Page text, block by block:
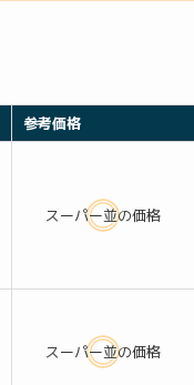
参考価格
スーパー並の価格
スーパー並の価格